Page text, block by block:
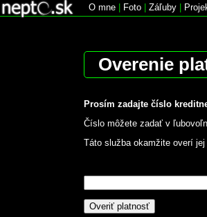
O mne Foto Záľuby
Overenie
Prosím zadajte číslo
Číslo môžete zadať v
Táto služba okamžite overí jej